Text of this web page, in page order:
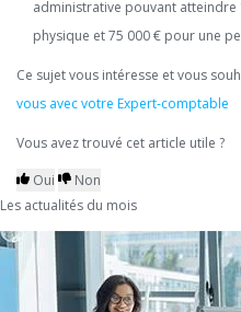
administrative pouvant
physique et 75 000 € pour une
Ce sujet vous intéresse et vous
vous avec votre Expert-comptable
Vous avez trouvé cet article utile ?
Oui
Non
Les actualités du mois